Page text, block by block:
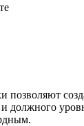
позволяют
должного